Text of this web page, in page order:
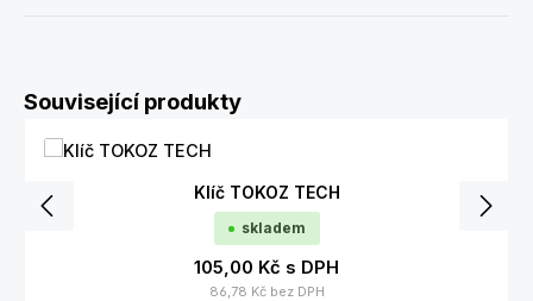
Přeskočit galerii produktů
Související produkty
Klíč TOKOZ TECH
skladem
105,00 Kč s DPH
86,78 Kč bez DPH